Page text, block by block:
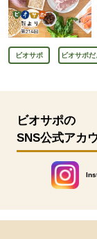
ビオサポ ビオサポだ
ビオサポの
SNS公式アカ
別